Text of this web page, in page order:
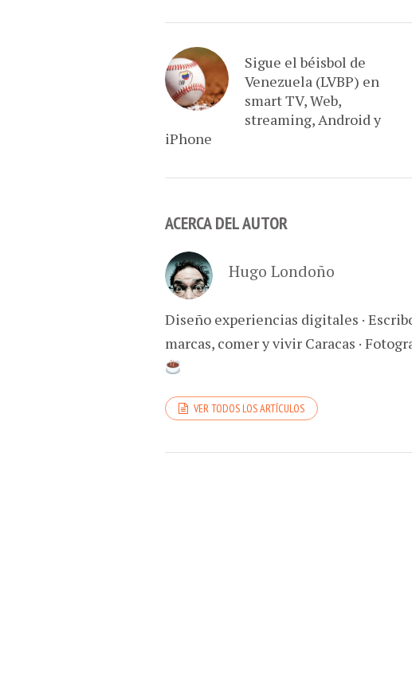
Sigue el béisbol de
Venezuela (LVBP) en
smart TV, Web,
streaming, Android y
iPhone
ACERCA DEL AUTOR
Hugo Londoño
Diseño experiencias digitales ·
marcas, comer y vivir Caracas ·
VER TODOS LOS ARTÍCULOS